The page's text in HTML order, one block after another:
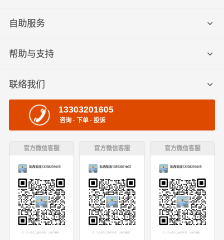
自助服务
帮助与支持
联络我们
13303201605
咨询 · 下单 · 投诉
官方微信客服 官方微信客服 官方微信客服